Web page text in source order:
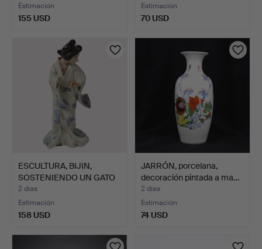
Estimación
155 USD
Estimación
70 USD
ESCULTURA, BIJIN,
SOSTENIENDO UN GATO
EN L…
2 días
Estimación
158 USD
JARRÓN, porcelana,
decoración pintada a ma…
2 días
Estimación
74 USD